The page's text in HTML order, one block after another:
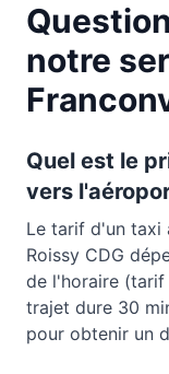
notre
Quel est le
vers
Le tarif d'un taxi
Roissy CDG
de l'horaire (tarif
trajet dure 30
pour obtenir un